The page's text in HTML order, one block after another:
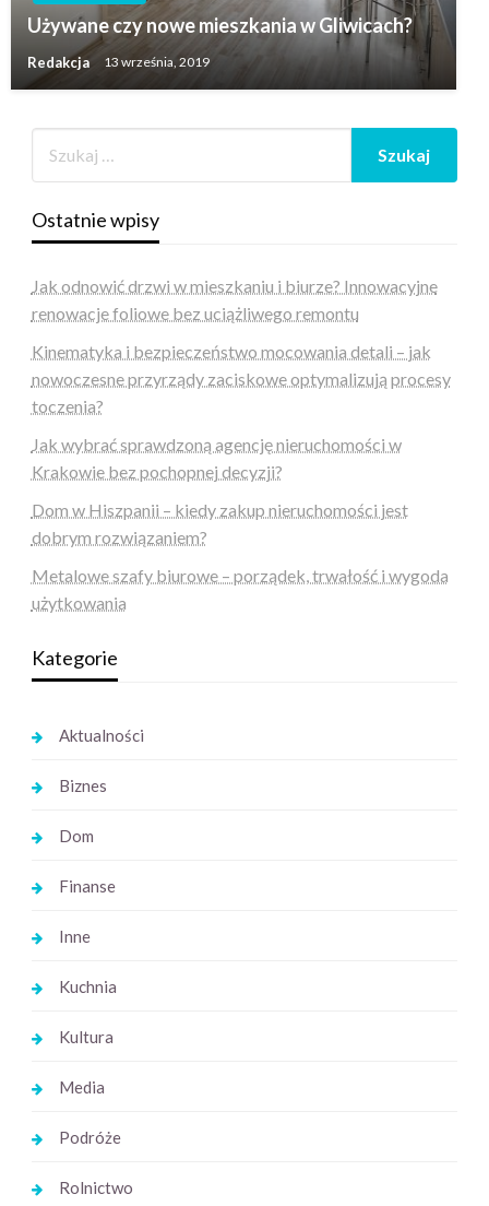
Używane czy nowe mieszkania w Gliwicach?
Redakcja 13 września, 2019
Ostatnie wpisy
Jak odnowić drzwi w mieszkaniu i biurze? Innowacyjne
renowacje foliowe bez uciążliwego remontu
Kinematyka i bezpieczeństwo mocowania detali – jak
nowoczesne przyrządy zaciskowe optymalizują procesy
toczenia?
Jak wybrać sprawdzoną agencję nieruchomości w
Krakowie bez pochopnej decyzji?
Dom w Hiszpanii – kiedy zakup nieruchomości jest
dobrym rozwiązaniem?
Metalowe szafy biurowe – porządek, trwałość i wygoda
użytkowania
Kategorie
Aktualności
Biznes
Dom
Finanse
Inne
Kuchnia
Kultura
Media
Podróże
Rolnictwo